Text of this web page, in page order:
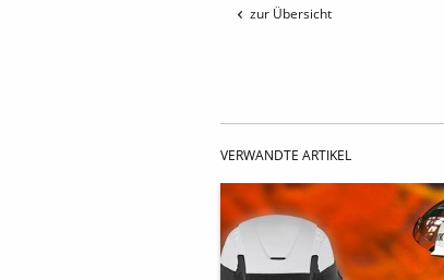
zur Übersicht
VERWANDTE ARTIKEL